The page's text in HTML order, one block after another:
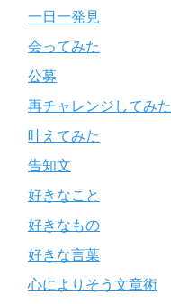
一日一発見
会ってみた
公募
再チャレンジしてみた
叶えてみた
告知文
好きなこと
好きなもの
好きな言葉
心によりそう文章術